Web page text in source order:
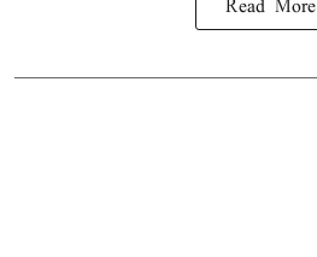
Read More